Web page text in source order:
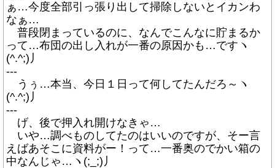
ぁ…今度全部引っ張り出して掃除しないとイカンわ
なぁ…
普段閉まっているのに、なんでこんなに貯まるか
って…布団の出し入れが一番の原因かも…ですヽ
(^.^;)丿
---
うぅ…本当、今日１日って何してたんだろ～ヽ
(^.^;)丿
---
げ、後で押入れ開けなきゃ…
いや…調べものしてたのはいいのですが、そー言
えばあそこに資料がー！って…一番奥のでかい箱の
中なんじゃ…ヽ(;_;)丿